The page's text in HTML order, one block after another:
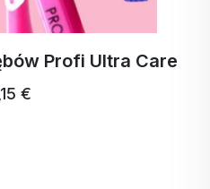
Profi Ultra Care
€